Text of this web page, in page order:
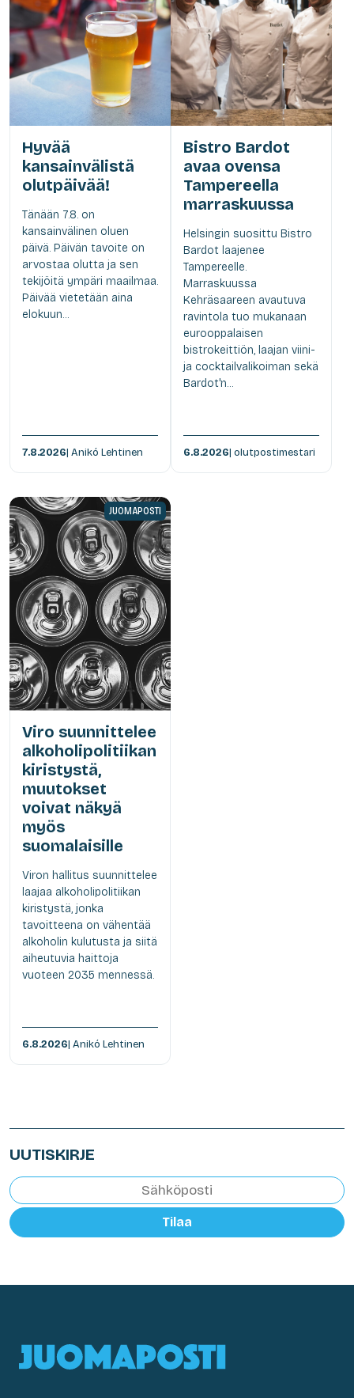
Hyvää
kansainvälistä
olutpäivää!
Tänään 7.8. on
kansainvälinen oluen
päivä. Päivän tavoite on
arvostaa olutta ja sen
tekijöitä ympäri maailmaa.
Päivää vietetään aina
elokuun...
7.8.2026| Anikó Lehtinen
Bistro Bardot
avaa ovensa
Tampereella
marraskuussa
Helsingin suosittu Bistro
Bardot laajenee
Tampereelle.
Marraskuussa
Kehräsaareen avautuva
ravintola tuo mukanaan
eurooppalaisen
bistrokeittiön, laajan viini-
ja cocktailvalikoiman sekä
Bardot'n...
6.8.2026| olutpostimestari
JUOMAPOSTI
Viro suunnittelee
alkoholipolitiikan
kiristystä,
muutokset
voivat näkyä
myös
suomalaisille
Viron hallitus suunnittelee
laajaa alkoholipolitiikan
kiristystä, jonka
tavoitteena on vähentää
alkoholin kulutusta ja siitä
aiheutuvia haittoja
vuoteen 2035 mennessä.
6.8.2026| Anikó Lehtinen
UUTISKIRJE
Tilaa